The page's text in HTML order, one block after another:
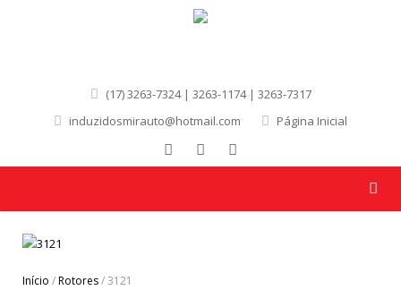
(17) 3263-7324 | 3263-1174 | 3263-7317
induzidosmirauto@hotmail.com
Página Inicial
Início /Rotores/ 3121